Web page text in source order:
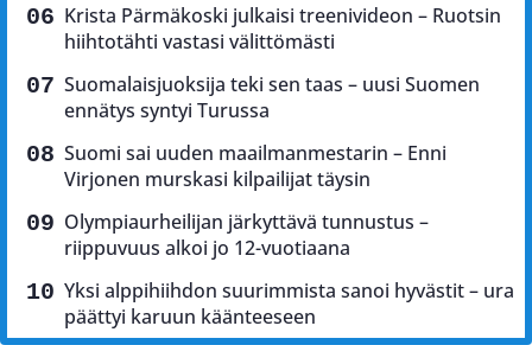
Krista Pärmäkoski julkaisi treenivideon – Ruotsin
hiihtotähti vastasi välittömästi
Suomalaisjuoksija teki sen taas – uusi Suomen
ennätys syntyi Turussa
Suomi sai uuden maailmanmestarin – Enni
Virjonen murskasi kilpailijat täysin
Olympiaurheilijan järkyttävä tunnustus –
riippuvuus alkoi jo 12-vuotiaana
Yksi alppihiihdon suurimmista sanoi hyvästit – ura
päättyi karuun käänteeseen